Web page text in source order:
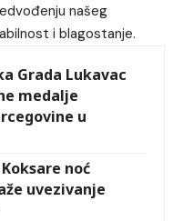
našeg
i blagostanje.
Grada Lukavac
medalje
u
noć
uvezivanje